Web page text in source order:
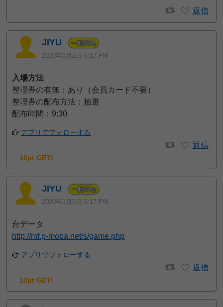
返信
JIYU 一般69位
2020年1月2日 6:17 PM
入場方法
整理券の有無：あり（会員カード不要）
整理券の配布方法：抽選
配布時間：9:30
アプリでフォローする
返信
10pt GET!
JIYU 一般69位
2020年1月2日 6:17 PM
台データ
http://mf.p-moba.net/s/game.php
アプリでフォローする
返信
10pt GET!